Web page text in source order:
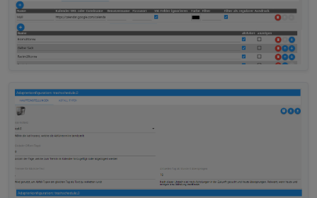
VIEW_IT_sigi234.txt
VIEW_Alexa_Show5_sigi234.txt